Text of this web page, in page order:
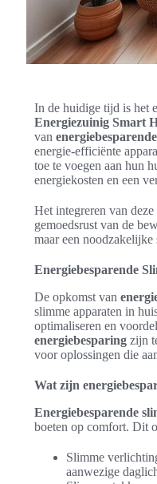
In de huidige tijd is het
Energiezuinig Smart
van
energie-efficiënte
toe te voegen aan hun
energiekosten en een
Het integreren van
gemoedsrust van de
maar een
Energiebesparende
De opkomst van
slimme apparaten in
optimaliseren en
energiebesparing zijn
voor oplossingen die
Wat zijn
Energiebesparende
boeten op comfort. Dit
Slimme
aanwezige